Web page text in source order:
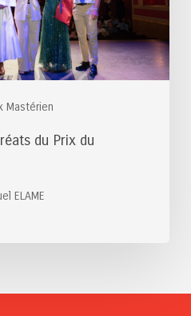
Mastérien
du Prix du
ELAME